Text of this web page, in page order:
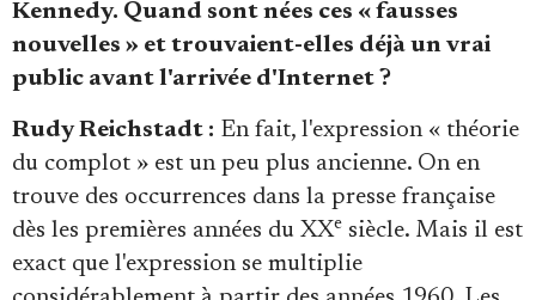
Kennedy. Quand sont nées ces « fausses
nouvelles » et trouvaient-elles déjà un vrai
public avant l'arrivée d'Internet ?
Rudy Reichstadt : En fait, l'expression « théorie
du complot » est un peu plus ancienne. On en
trouve des occurrences dans la presse française
dès les premières années du XXe siècle. Mais il est
exact que l'expression se multiplie